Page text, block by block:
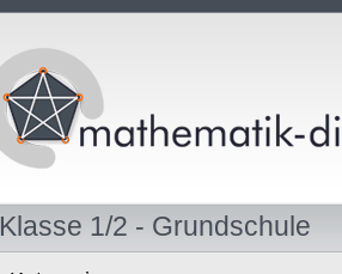
Klasse 1/2 - Grundschule